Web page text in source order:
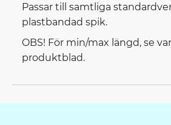
Passar till samtliga
plastbandad spik.
OBS! För min/max längd, se
produktblad.